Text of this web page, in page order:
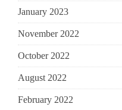
January 2023
November 2022
October 2022
August 2022
February 2022